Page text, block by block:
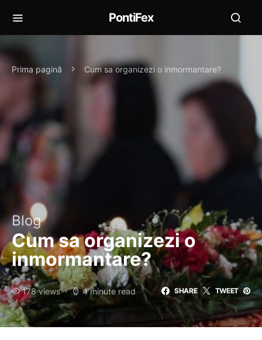
PontiFex
Prima pagină Cum sa organizezi o inmormantare?
Blog
Cum sa organizezi o
inmormantare?
178 views 4 minute read SHARE TWEET